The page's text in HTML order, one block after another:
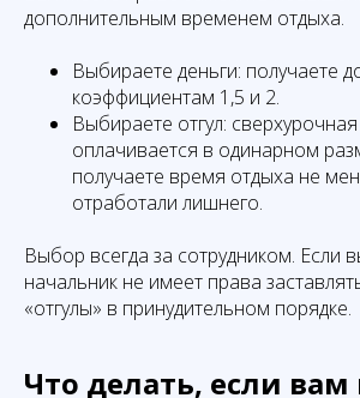
дополнительным временем отдыха.
Выбираете деньги: получаете
коэффициентам 1,5 и 2.
Выбираете отгул:
оплачивается в одинарном
получаете время отдыха не
отработали лишнего.
Выбор всегда за сотрудником. Если
начальник не имеет права
«отгулы» в принудительном порядке.
Что делать, если вам